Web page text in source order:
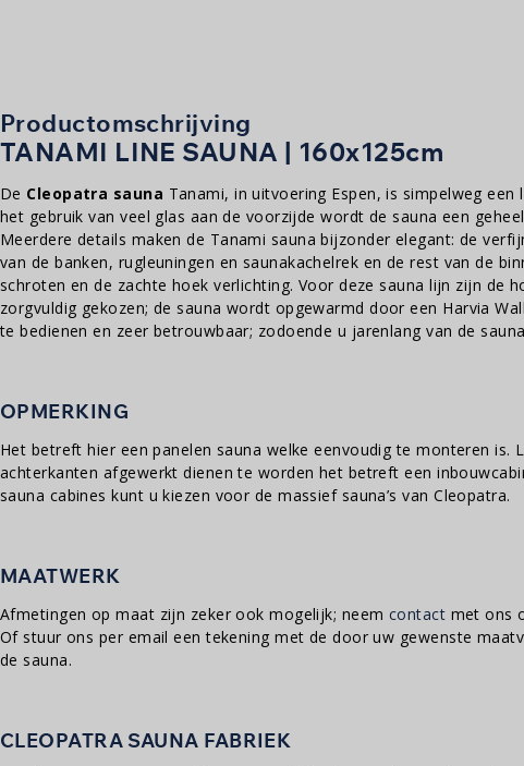
Productomschrijving
TANAMI LINE SAUNA | 160x125cm
De Cleopatra sauna Tanami, in uitvoering Espen, is simpelweg
het gebruik van veel glas aan de voorzijde wordt de sauna een
Meerdere details maken de Tanami sauna bijzonder elegant: de
van de banken, rugleuningen en saunakachelrek en de rest van de
schroten en de zachte hoek verlichting. Voor deze sauna lijn zijn de
zorgvuldig gekozen; de sauna wordt opgewarmd door een Harvia
te bedienen en zeer betrouwbaar; zodoende u jarenlang van de
OPMERKING
Het betreft hier een panelen sauna welke eenvoudig te monteren is.
achterkanten afgewerkt dienen te worden het betreft een
sauna cabines kunt u kiezen voor de massief sauna’s van Cleopatra.
MAATWERK
Afmetingen op maat zijn zeker ook mogelijk; neem contact met ons
Of stuur ons per email een tekening met de door uw gewenste
de sauna.
CLEOPATRA SAUNA FABRIEK